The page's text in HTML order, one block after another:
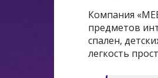
Компания
предметов
спален,
легкость